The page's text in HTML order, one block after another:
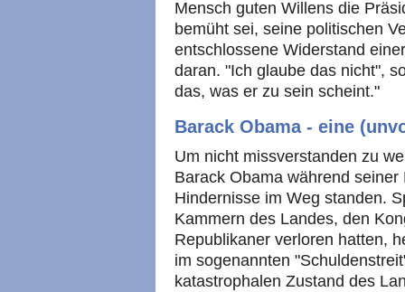
Mensch guten Willens die
bemüht sei, seine politischen
entschlossene Widerstand
daran. "Ich glaube das nicht",
das, was er zu sein scheint."
Barack Obama - eine
Um nicht missverstanden zu
Barack Obama während
Hindernisse im Weg standen.
Kammern des Landes, den
Republikaner verloren hatten,
im sogenannten
katastrophalen Zustand des